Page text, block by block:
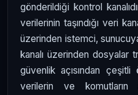
gönderildiği kontrol
verilerinin taşındığı veri
üzerinden istemci,
kanalı üzerinden dosyalar
güvenlik açısından
verilerin ve komutların